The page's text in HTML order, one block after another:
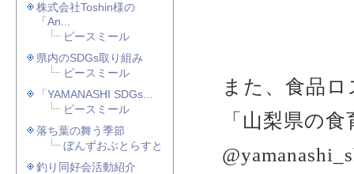
また、食品
「山梨県の
株式会社Toshin様の
「An...
ピースミール
県内のSDGs取り組み
ピースミール
「YAMANASHI SDGs...
ピースミール
落ち葉の舞う季節
ぼんずおぶとらすと
釣り同好会活動紹介